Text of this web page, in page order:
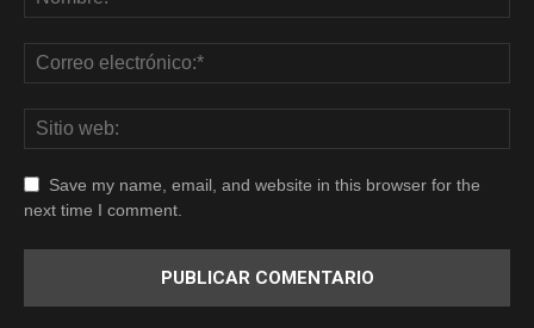
Save my name, email, and website in this browser for the
next time I comment.